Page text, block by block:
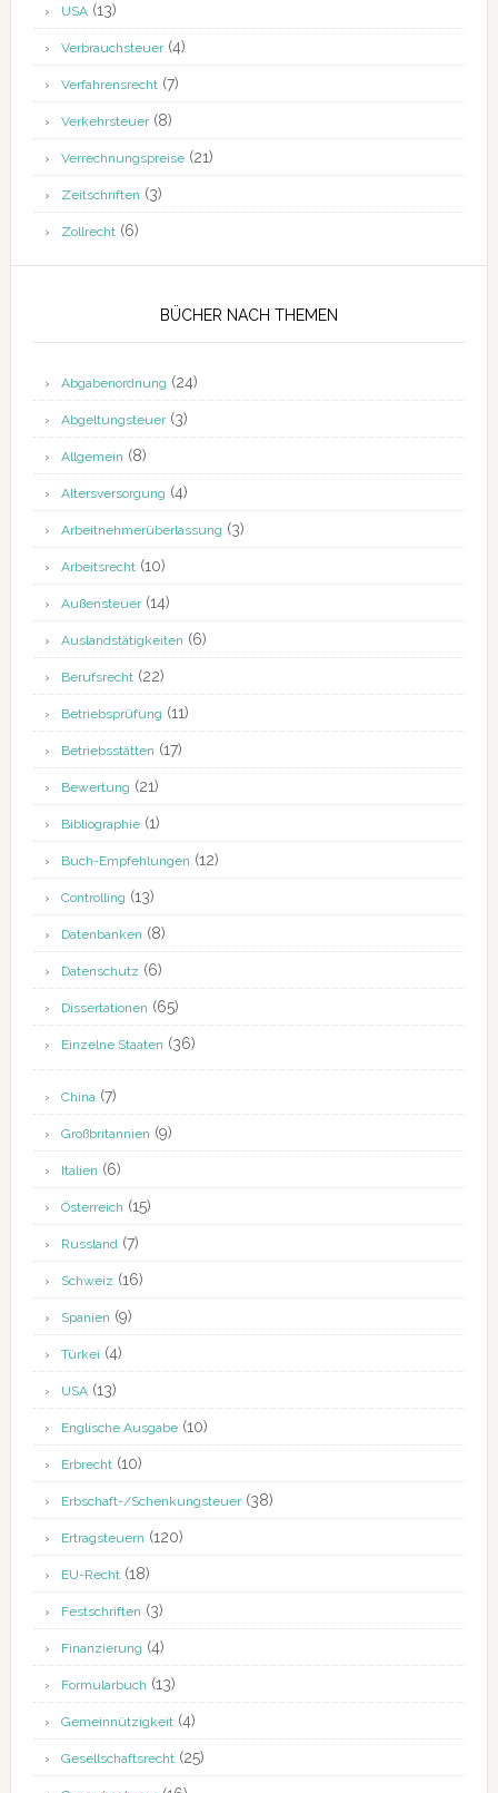
USA(13)
Verbrauchsteuer(4)
Verfahrensrecht(7)
Verkehrsteuer(8)
Verrechnungspreise(21)
Zeitschriften (3)
Zollrecht(6)
BÜCHER NACH THEMEN
Abgabenordnung (24)
Abgeltungsteuer(3)
Allgemein (8)
Altersversorgung (4)
Arbeitnehmerüberlassung (3)
Arbeitsrecht(10)
Außensteuer(14)
Auslandstätigkeiten (6)
Berufsrecht(22)
Betriebsprüfung (11)
Betriebsstätten (17)
Bewertung (21)
Bibliographie(1)
Buch-Empfehlungen (12)
Controlling (13)
Datenbanken (8)
Datenschutz (6)
Dissertationen (65)
Einzelne Staaten (36)
China(7)
Großbritannien (9)
Italien (6)
Österreich (15)
Russland(7)
Schweiz (16)
Spanien (9)
Türkei (4)
USA(13)
Englische Ausgabe(10)
Erbrecht(10)
Erbschaft-/Schenkungsteuer(38)
Ertragsteuern (120)
EU-Recht(18)
Festschriften (3)
Finanzierung (4)
Formularbuch (13)
Gemeinnützigkeit(4)
Gesellschaftsrecht(25)